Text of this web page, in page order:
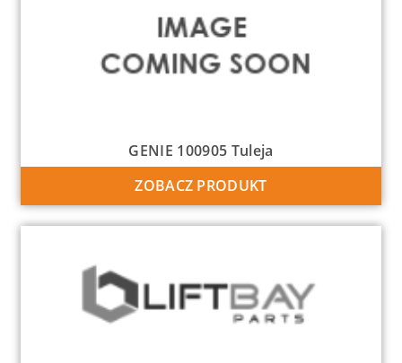
GENIE 100905 Tuleja
ZOBACZ PRODUKT